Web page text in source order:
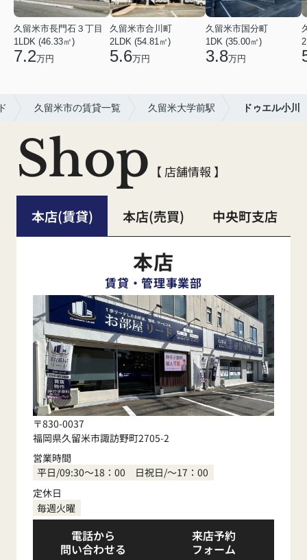
久留米市長門石３丁目
1LDK (46.33㎡)
7.2万円
久留米市合川町
2LDK (54.81㎡)
5.6万円
久留米市国分町
1DK (35.00㎡)
3.8万円
久留米市の賃貸一覧 久留米大学前駅 ドゥエル小川
Shop 【 店舗情報 】
本店(賃貸) 本店(売買) 中央町支店
本店
賃貸・管理事業部
〒830-0037
福岡県久留米市諏訪野町2705-2
営業時間
平日/09:30～18：00 日祝日/～17：00
定休日
毎週火曜
電話から
問い合わせる
来店予約
フォーム